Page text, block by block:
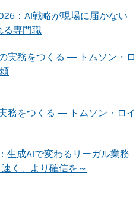
：AI戦略が現場に届かない
る専門職
務をつくる ― トムソン・ロイ